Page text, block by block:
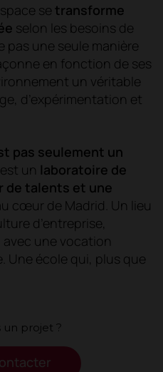
se transforme
selon les besoins de
pas une seule manière
en fonction de ses
un véritable
d’expérimentation et
pas seulement un
un laboratoire de
de talents et une
cœur de Madrid. Un lieu
d’entreprise,
une vocation
Une école qui, plus que
un projet ?